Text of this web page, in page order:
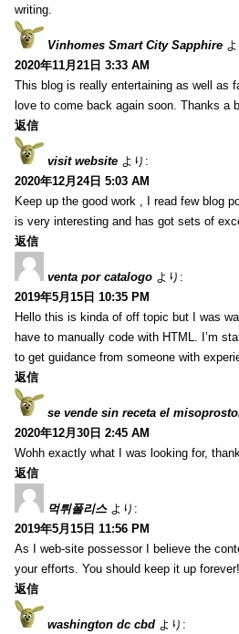
writing.
Vinhomes Smart City Sapphire
2020年11月21日 3:33 AM
This blog is really entertaining as well as
love to come back again soon. Thanks a
返信
visit website より:
2020年12月24日 5:03 AM
Keep up the good work , I read few blog
is very interesting and has got sets of
返信
venta por catalogo より:
2019年5月15日 10:35 PM
Hello this is kinda of off topic but I was
have to manually code with HTML. I’m
to get guidance from someone with
返信
se vende sin receta el
2020年12月30日 2:45 AM
Wohh exactly what I was looking for,
返信
먹튀폴리스 より:
2019年5月15日 11:56 PM
As I web-site possessor I believe the
your efforts. You should keep it up
返信
washington dc cbd より: